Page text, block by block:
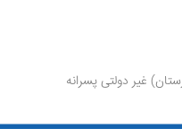
غیر دولتی پسرانه